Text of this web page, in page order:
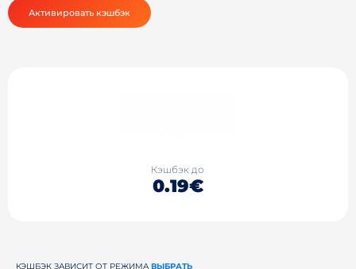
Активировать кэшбэк
Кэшбэк до
0.19€
КЭШБЭК ЗАВИСИТ ОТ РЕЖИМА ВЫБРАТЬ